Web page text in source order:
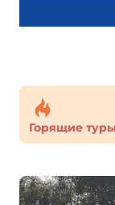
Горящие туры